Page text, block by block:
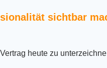
sichtbar
heute zu